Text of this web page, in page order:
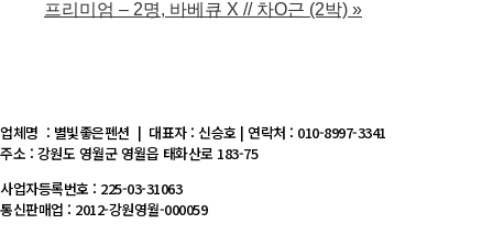
프리미엄 – 2명, 바베큐 X // 차O근 (2박) »
업체명 : 별빛좋은펜션 | 대표자 : 신승호 | 연락처 : 010-8997-3341
주소 : 강원도 영월군 영월읍 태화산로 183-75
사업자등록번호 : 225-03-31063
통신판매업 : 2012-강원영월-000059